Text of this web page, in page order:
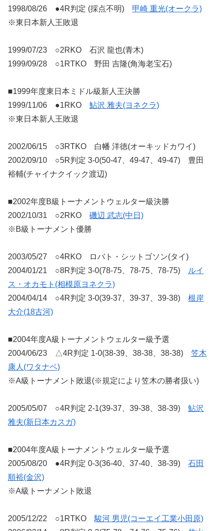
1998/08/26 ●4R判定 (採点不明) 甲崎 重光(オークラ)
※東日本新人王敗退
1999/07/23 ○2RKO 石沢 龍也(青木)
1999/09/28 ○1RTKO 野田 吉隆(角海老宝石)
■1999年度東日本ミドル級新人王決勝
1999/11/06 ●1RKO 鮎沢 雅夫(ヨネクラ)
※東日本新人王敗退
2002/06/15 ○3RTKO 白幡 洋徳(オーキッドカワイ)
2002/09/10 ○5R判定 3-0(50-47、49-47、49-47) 豊田
裕輔(チャイナクイック渡辺)
■2002年度B級トーナメントウェルター級決勝
2002/10/31 ○2RKO 磯辺 武志(中日)
※B級トーナメント優勝
2003/05/27 ○4RKO ロバト・シットゴソン(タイ)
2004/01/21 ○8R判定 3-0(78-75、78-75、78-75)
ルイ
ス・オカモト(相模原ヨネクラ)
2004/04/14 ○4R判定 3-0(39-37、39-37、39-38) 根岸
大介(18古河)
■2004年度A級トーナメントウェルター級予選
2004/06/23 △4R判定 1-0(38-39、38-38、38-38) 笠木
康人(ワタナベ)
※A級トーナメント敗退(※規定により笠木の勝者扱い)
2005/05/07 ○4R判定 2-1(39-37、39-38、38-39) 鮎沢
雅夫(新日本カスガ)
■2004年度A級トーナメントウェルター級予選
2005/08/20 ●4R判定 0-3(36-40、37-40、38-39) 石田
順裕(金沢)
※A級トーナメント敗退
2005/12/22 ○1RTKO 駿河 男児(コーエイ工業小田原)